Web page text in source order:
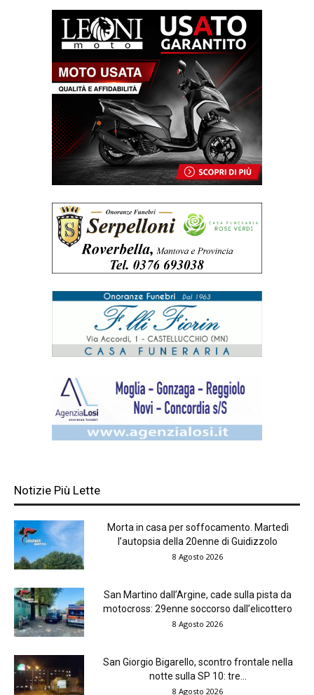
Notizie Più Lette
Morta in casa per soffocamento. Martedì
l’autopsia della 20enne di Guidizzolo
8 Agosto 2026
San Martino dall’Argine, cade sulla pista da
motocross: 29enne soccorso dall’elicottero
8 Agosto 2026
San Giorgio Bigarello, scontro frontale nella
notte sulla SP 10: tre...
8 Agosto 2026